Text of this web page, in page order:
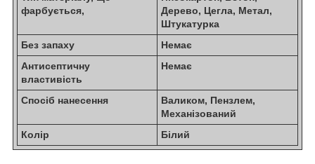
фарбується,
Дерево, Цегла, Метал,
Штукатурка
Без запаху
Немає
Антисептичну
властивість
Немає
Спосіб нанесення
Валиком, Пензлем,
Механізований
Колір
Білий